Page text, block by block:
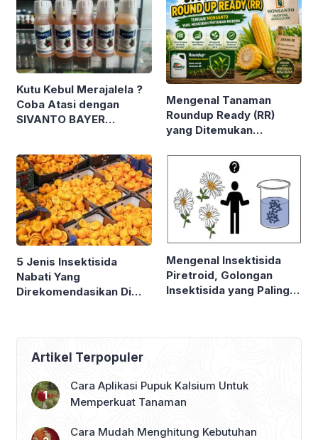
Kutu Kebul Merajalela ?
Coba Atasi dengan
SIVANTO BAYER
Mengenal Tanaman
Roundup Ready (RR)
yang Ditemukan
MONSANTO. Tak Mati
Meski Disemprot
Herbisida ?
5 Jenis Insektisida
Nabati Yang
Direkomendasikan Di
Mengenal Insektisida
Piretroid, Golongan
Insektisida yang Paling
Artikel Terpopuler
Cara Aplikasi Pupuk Kalsium Untuk
Memperkuat Tanaman
Cara Mudah Menghitung Kebutuhan